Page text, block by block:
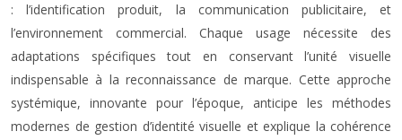
: l’identification produit, la communication publicitaire, et
l’environnement commercial. Chaque usage nécessite des
adaptations spécifiques tout en conservant l’unité visuelle
indispensable à la reconnaissance de marque. Cette approche
systémique, innovante pour l’époque, anticipe les méthodes
modernes de gestion d’identité visuelle et explique la cohérence